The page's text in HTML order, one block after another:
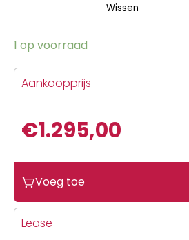
Wissen
1 op voorraad
Aankoopprijs
€1.295,00
Voeg toe
Lease